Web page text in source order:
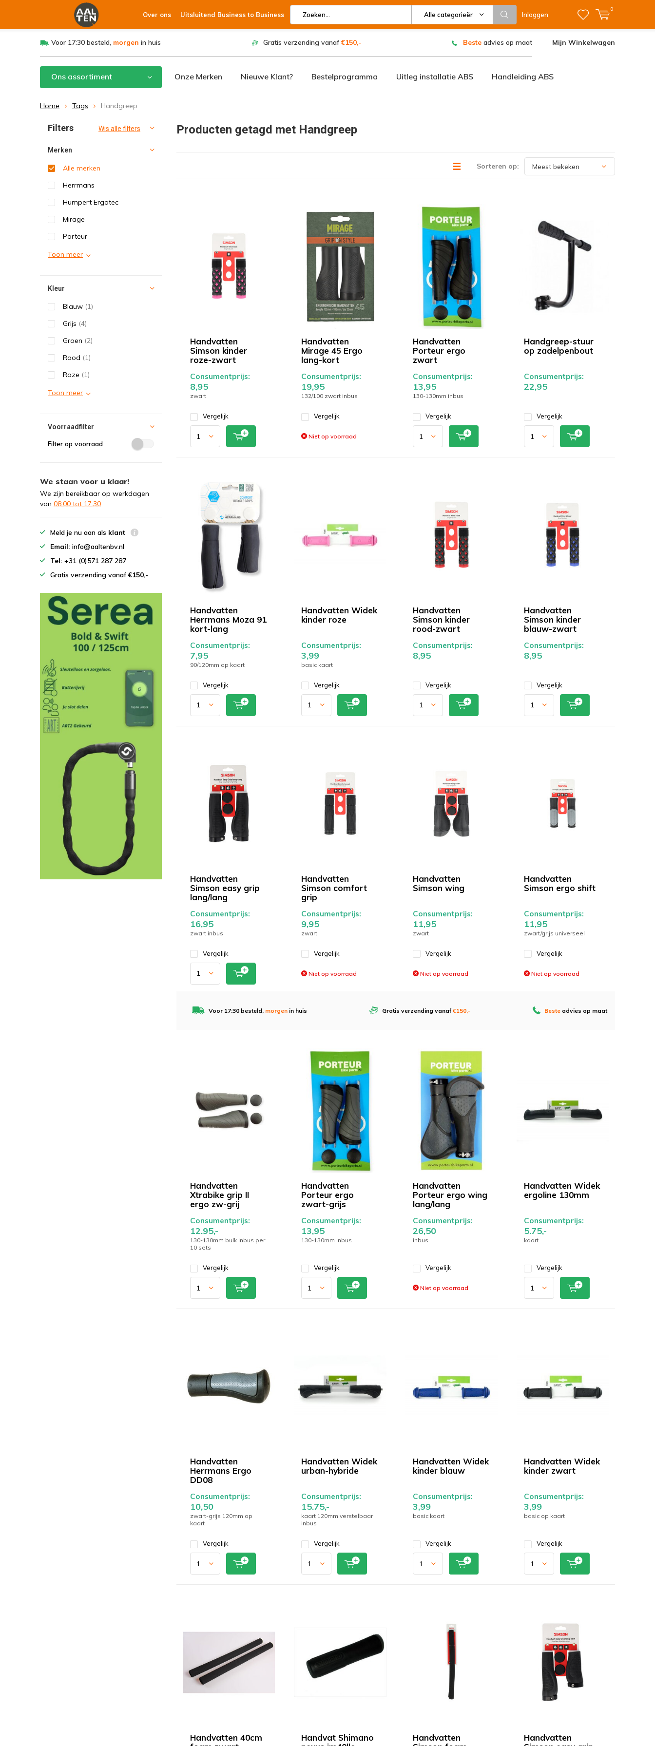
Over ons Uitsluitend Business to Business Alle categorieën Inloggen
0
Voor 17:30 besteld, morgen in huis Gratis verzending vanaf€150,- Beste advies op maat Mijn Winkelwagen
Ons assortiment Onze Merken Nieuwe Klant? Bestelprogramma Uitleg installatie ABS Handleiding ABS
Home Tags Handgreep
Producten getagd met Handgreep
Sorteren op:
Handvatten
Simson kinder
roze-zwart
Consumentprijs:
8,95
zwart
Vergelijk
Handvatten
Mirage 45 Ergo
lang-kort
Consumentprijs:
19,95
132/100 zwart inbus
Vergelijk
Niet op voorraad
Handvatten
Porteur ergo
zwart
Consumentprijs:
13,95
130-130mm inbus
Vergelijk
Handgreep-stuur
op zadelpenbout
Consumentprijs:
22,95
Vergelijk
Handvatten
Herrmans Moza 91
kort-lang
Consumentprijs:
7,95
90/120mm op kaart
Vergelijk
Handvatten Widek
kinder roze
Consumentprijs:
3,99
basic kaart
Vergelijk
Handvatten
Simson kinder
rood-zwart
Consumentprijs:
8,95
Vergelijk
Handvatten
Simson kinder
blauw-zwart
Consumentprijs:
8,95
Vergelijk
Handvatten
Simson easy grip
lang/lang
Consumentprijs:
16,95
zwart inbus
Vergelijk
Handvatten
Simson comfort
grip
Consumentprijs:
9,95
zwart
Vergelijk
Niet op voorraad
Handvatten
Simson wing
Consumentprijs:
11,95
zwart
Vergelijk
Niet op voorraad
Handvatten
Simson ergo shift
Consumentprijs:
11,95
zwart/grijs universeel
Vergelijk
Niet op voorraad
Voor 17:30 besteld, morgen in huis Gratis verzending vanaf €150,- Beste advies op maat
Handvatten
Xtrabike grip II
ergo zw-grij
Consumentprijs:
12.95,-
130-130mm bulk inbus per
10 sets
Vergelijk
Handvatten
Porteur ergo
zwart-grijs
Consumentprijs:
13,95
130-130mm inbus
Vergelijk
Handvatten
Porteur ergo wing
lang/lang
Consumentprijs:
26,50
inbus
Vergelijk
Niet op voorraad
Handvatten Widek
ergoline 130mm
Consumentprijs:
5.75,-
kaart
Vergelijk
Handvatten
Herrmans Ergo
DD08
Consumentprijs:
10,50
zwart-grijs 120mm op
kaart
Vergelijk
Handvatten Widek
urban-hybride
Consumentprijs:
15.75,-
kaart 120mm verstelbaar
inbus
Vergelijk
Handvatten Widek
kinder blauw
Consumentprijs:
3,99
basic kaart
Vergelijk
Handvatten Widek
kinder zwart
Consumentprijs:
3,99
basic op kaart
Vergelijk
Handvatten 40cm
Handvat Shimano
Handvatten
Handvatten
Filters Wis alle filters
Merken
Alle merken
Herrmans
Humpert Ergotec
Mirage
Porteur
Toon meer
Kleur
Blauw (1)
Grijs (4)
Groen (2)
Rood (1)
Roze (1)
Toon meer
Voorraadfilter
Filter op voorraad
We staan voor u klaar!
We zijn bereikbaar op werkdagen
van 08:00 tot 17:30
Meld je nu aan als klant
Email: info@aaltenbv.nl
Tel: +31 (0)571 287 287
Gratis verzending vanaf€150,-